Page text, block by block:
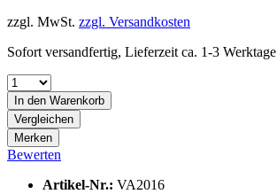
zzgl. MwSt. zzgl. Versandkosten
Sofort versandfertig, Lieferzeit ca. 1-3 Werktage
In den Warenkorb
Vergleichen
Merken
Bewerten
Artikel-Nr.: VA2016